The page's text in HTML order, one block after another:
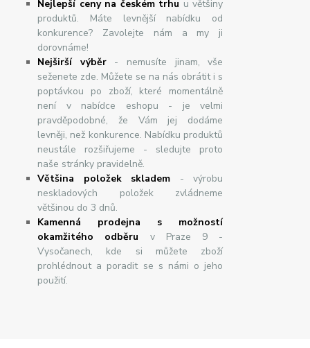
Nejlepší ceny na českém trhu u většiny
produktů. Máte levnější nabídku od
konkurence? Zavolejte nám a my ji
dorovnáme!
Nejširšívýběr- nemusíte jinam, vše
seženete zde. Můžete se na nás obrátit i s
poptávkou po zboží, které momentálně
není v nabídce eshopu - je velmi
pravděpodobné, že Vám jej dodáme
levněji, než konkurence. Nabídku produktů
neustále rozšiřujeme - sledujte proto
naše stránky pravidelně.
Většina položek skladem - výrobu
neskladových položek zvládneme
většinou do 3 dnů.
Kamenná prodejna s možností
okamžitého odběru v Praze 9 -
Vysočanech, kde si můžete zboží
prohlédnout a poradit se s námi o jeho
použití.